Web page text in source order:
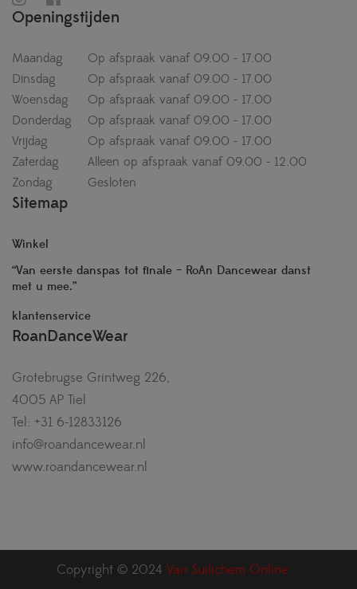
Openingstijden
Maandag
Op afspraak vanaf 09.00 - 17.00
Dinsdag
Op afspraak vanaf 09.00 - 17.00
Woensdag
Op afspraak vanaf 09.00 - 17.00
Donderdag
Op afspraak vanaf 09.00 - 17.00
Vrijdag
Op afspraak vanaf 09.00 - 17.00
Zaterdag
Alleen op afspraak vanaf 09.00 - 12.00
Zondag
Gesloten
Sitemap
Winkel
“Van eerste danspas tot finale – RoAn Dancewear danst
met u mee.”
klantenservice
RoanDanceWear
Grotebrugse Grintweg 226,
4005 AP Tiel
Tel: +31 6-12833126
info@roandancewear.nl
www.roandancewear.nl
Copyright © 2024 Van Suilichem Online